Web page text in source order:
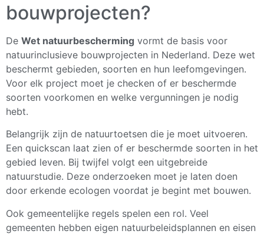
bouwprojecten?
De Wet natuurbescherming vormt de basis voor
natuurinclusieve bouwprojecten in Nederland. Deze wet
beschermt gebieden, soorten en hun leefomgevingen.
Voor elk project moet je checken of er beschermde
soorten voorkomen en welke vergunningen je nodig
hebt.
Belangrijk zijn de natuurtoetsen die je moet uitvoeren.
Een quickscan laat zien of er beschermde soorten in het
gebied leven. Bij twijfel volgt een uitgebreide
natuurstudie. Deze onderzoeken moet je laten doen
door erkende ecologen voordat je begint met bouwen.
Ook gemeentelijke regels spelen een rol. Veel
gemeenten hebben eigen natuurbeleidsplannen en eisen